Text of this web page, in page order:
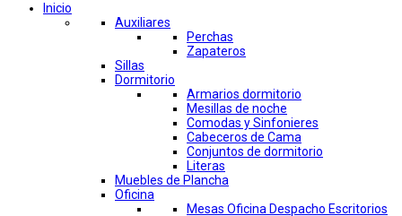
Inicio
Auxiliares
Perchas
Zapateros
Sillas
Dormitorio
Armarios dormitorio
Mesillas de noche
Comodas y Sinfonieres
Cabeceros de Cama
Conjuntos de dormitorio
Literas
Muebles de Plancha
Oficina
Mesas Oficina Despacho Escritorios